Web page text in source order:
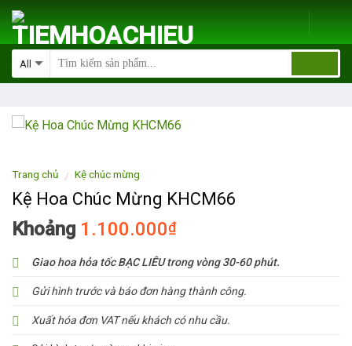
Skip
content
Trang chủ / Kệ chúc mừng
Kệ Hoa Chúc Mừng KHCM66
Khoảng 1.100.000₫
Giao hoa hỏa tốc BẠC LIÊU trong vòng 30-60 phút.
Gửi hình trước và báo đơn hàng thành công.
Xuất hóa đơn VAT nếu khách có nhu cầu.